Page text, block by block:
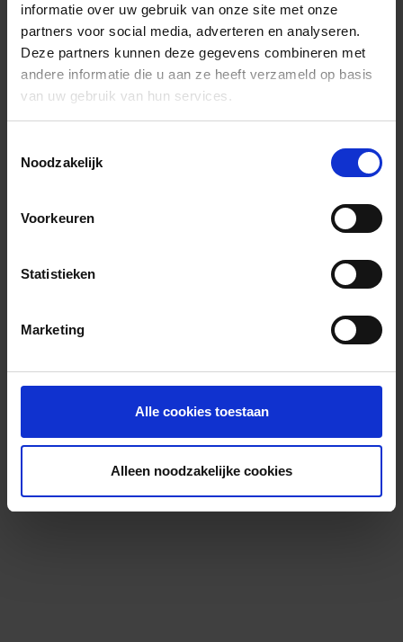
informatie over uw gebruik van onze site met onze
partners voor social media, adverteren en analyseren.
Deze partners kunnen deze gegevens combineren met
andere informatie die u aan ze heeft verzameld op basis
van uw gebruik van hun services.
Noodzakelijk
Voorkeuren
Statistieken
Marketing
Alle cookies toestaan
Alleen noodzakelijke cookies